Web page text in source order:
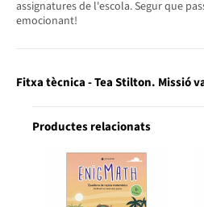
assignatures de l'escola. Segur que
emocionant!
Fitxa tècnica - Tea Stilton. Missió
Productes relacionats